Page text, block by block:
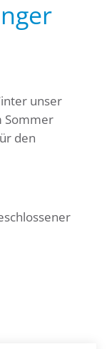
unser
Sommer
den